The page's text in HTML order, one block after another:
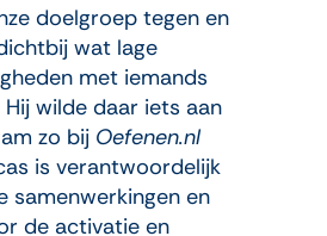
doelgroep tegen en
wat lage
met iemands
Hij wilde daar iets aan
zo bij Oefenen.nl
is verantwoordelijk
samenwerkingen en
de activatie en